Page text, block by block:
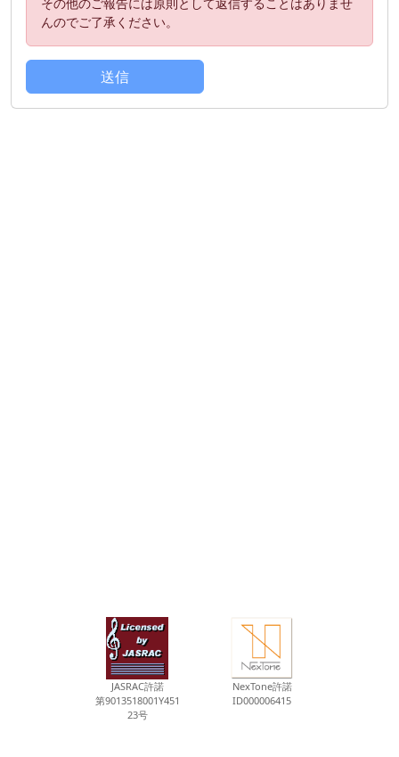
その他のご報告には原則として返信することはありませ
んのでご了承ください。
JASRAC許諾
第9013518001Y451
23号
NexTone許諾
ID000006415